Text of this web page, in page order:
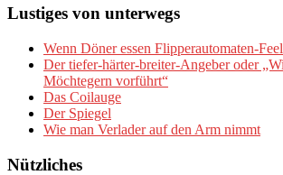
Lustiges von unterwegs
Wenn Döner essen Flipperautomaten-
Der tiefer-härter-breiter-Angeber oder
Möchtegern vorführt“
Das Coilauge
Der Spiegel
Wie man Verlader auf den Arm nimmt
Nützliches